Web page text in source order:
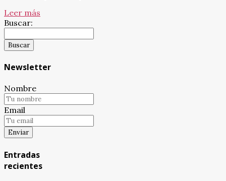
Leer más
Buscar:
Newsletter
Nombre
Email
Entradas
recientes